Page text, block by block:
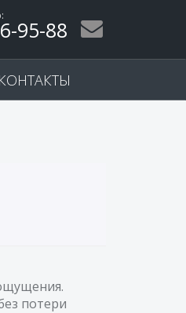
:
95-88
КОНТАКТЫ
потери